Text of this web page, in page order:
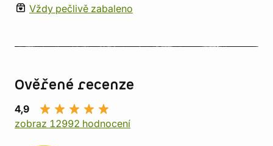
Vždy pečlivě zabaleno
Ověřené recenze
4,9
zobraz 12992 hodnocení